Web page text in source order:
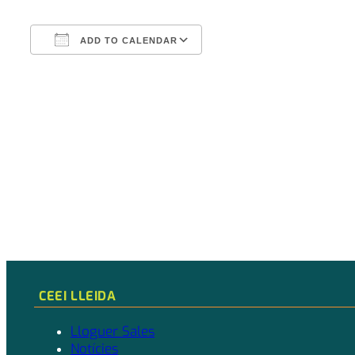
ADD TO CALENDAR
CEEI LLEIDA
Lloguer Sales
Notícies